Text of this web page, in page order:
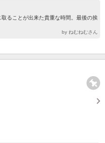
ることが出来た貴重な時間。最後の挨
by ねむねむさん